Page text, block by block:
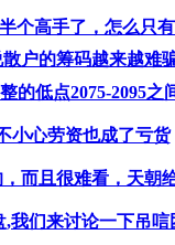
个高手了，怎么只
户的筹码越来越难
的低点2075-2095之
小心劳资也成了亏货
而且很难看，天朝
,我们来讨论一下吊唁